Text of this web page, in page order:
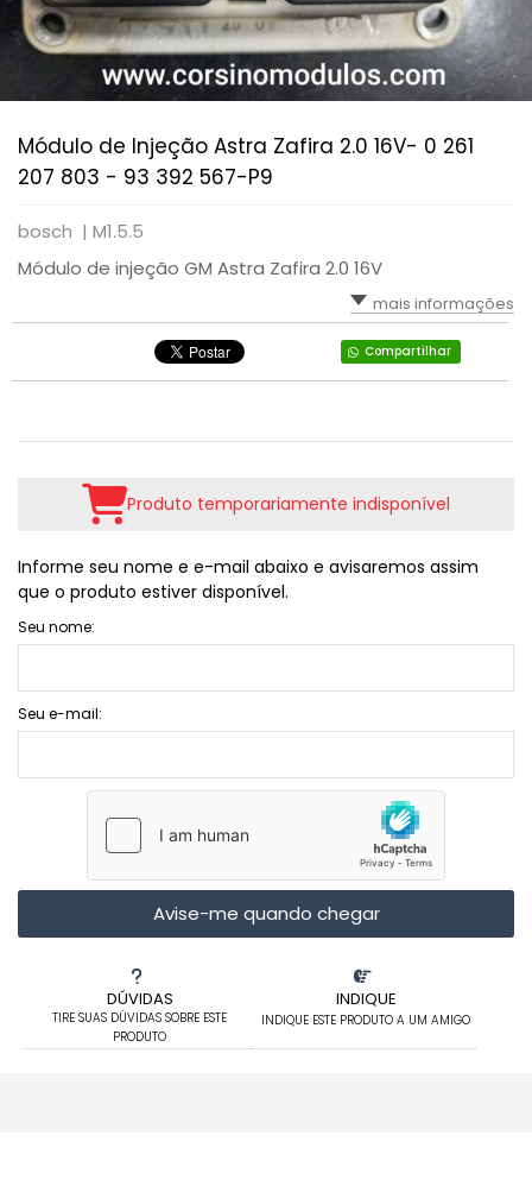
Módulo de Injeção Astra Zafira 2.0 16V- 0 261
207 803 - 93 392 567-P9
bosch | M1.5.5
Módulo de injeção GM Astra Zafira 2.0 16V
mais informações
Compartilhar
DÚVIDAS
TIRE SUAS DÚVIDAS SOBRE ESTE
PRODUTO
INDIQUE
INDIQUE ESTE PRODUTO A UM AMIGO
Produto temporariamente indisponível
Informe seu nome e e-mail abaixo e avisaremos assim
que o produto estiver disponível.
Seu nome:
Seu e-mail:
Avise-me quando chegar